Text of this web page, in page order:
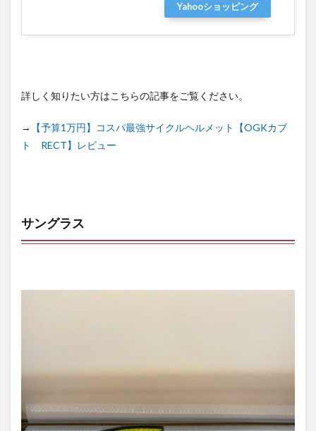
Yahooショッピング
詳しく知りたい方はこちらの記事をご覧ください。
→
【予算1万円】コスパ最強サイクルヘルメット【OGKカブ
ト RECT】レビュー
サングラス